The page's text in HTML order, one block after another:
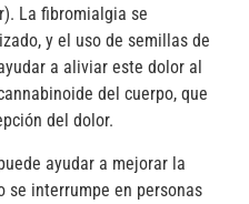
La fibromialgia se
y el uso de semillas de
a aliviar este dolor al
del cuerpo, que
del dolor.
ayudar a mejorar la
se interrumpe en personas